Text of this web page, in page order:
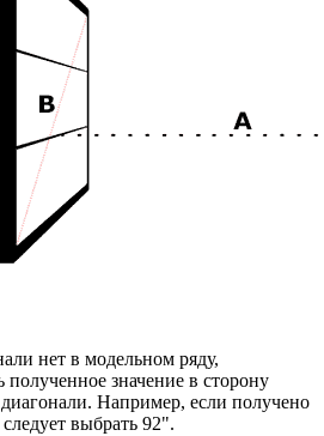
нет в модельном ряду,
полученное значение в сторону
Например, если получено
выбрать 92".